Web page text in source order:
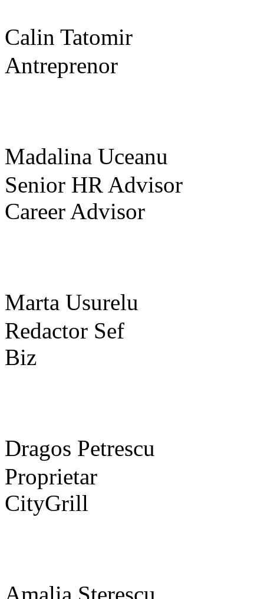
Calin Tatomir
Antreprenor
Madalina Uceanu
Senior HR Advisor
Career Advisor
Marta Usurelu
Redactor Sef
Biz
Dragos Petrescu
Proprietar
CityGrill
Amalia Sterescu